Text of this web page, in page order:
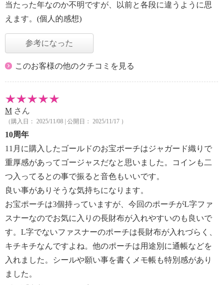
当たった年なのか不明ですが、以前と各段に違うように思
えます。(個人的感想)
参考になった
このお客様の他のクチコミを見る
M さん
（購入日： 2025/11/08 | 公開日： 2025/11/17 ）
10周年
11月に購入したゴールドのお宝ポーチはジャガード織りで
重厚感があってゴージャスだなと思いました。コインも二
つ入ってるとの事で振ると音色もいいです。
良い事がありそうな気持ちになります。
お宝ポーチは3個持っていますが、今回のポーチがL字ファ
スナーなのでお気に入りの長財布が入れやすいのも良いで
す。L字でないファスナーのポーチは長財布が入れづらく、
キチキチなんですよね。他のポーチは用途別に通帳などを
入れました。シールや願い事を書くメモ帳も特別感があり
ました。